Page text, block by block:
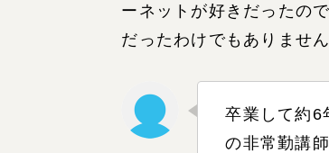
ーネットが好きだったの
だったわけでもありませ
卒業して約6
の非常勤講